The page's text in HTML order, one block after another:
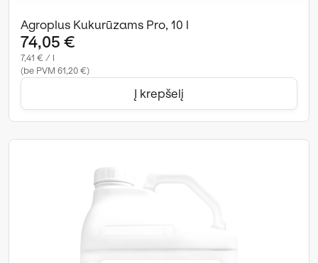
Agroplus Kukurūzams Pro, 10 l
74,05 €
7,41 € / l
(be PVM 61,20 €)
Į krepšelį